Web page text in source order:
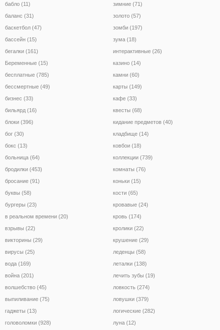
бабло (11)
баланс (31)
баскетбол (47)
бассейн (15)
бегалки (161)
Беременные (15)
бесплатные (785)
бессмертные (49)
бизнес (33)
бильярд (16)
блоки (396)
бог (30)
бокс (13)
больница (64)
бродилки (453)
бросание (91)
буквы (58)
бургеры (23)
в реальном времени (20)
взрывы (22)
викторины (29)
вирусы (25)
вода (169)
война (201)
волшебство (45)
выпиливание (75)
гаджеты (13)
головоломки (928)
зимние (71)
золото (57)
зомби (197)
зума (18)
интерактивные (26)
казино (14)
камни (60)
карты (149)
кафе (33)
квесты (68)
кидание предметов (40)
кладбище (14)
ковбои (18)
коллекции (739)
комнаты (76)
коньки (15)
кости (65)
кровавые (24)
кровь (174)
кролики (22)
крушение (29)
леденцы (58)
леталки (138)
лечить зубы (19)
ловкость (274)
ловушки (379)
логические (282)
луна (12)